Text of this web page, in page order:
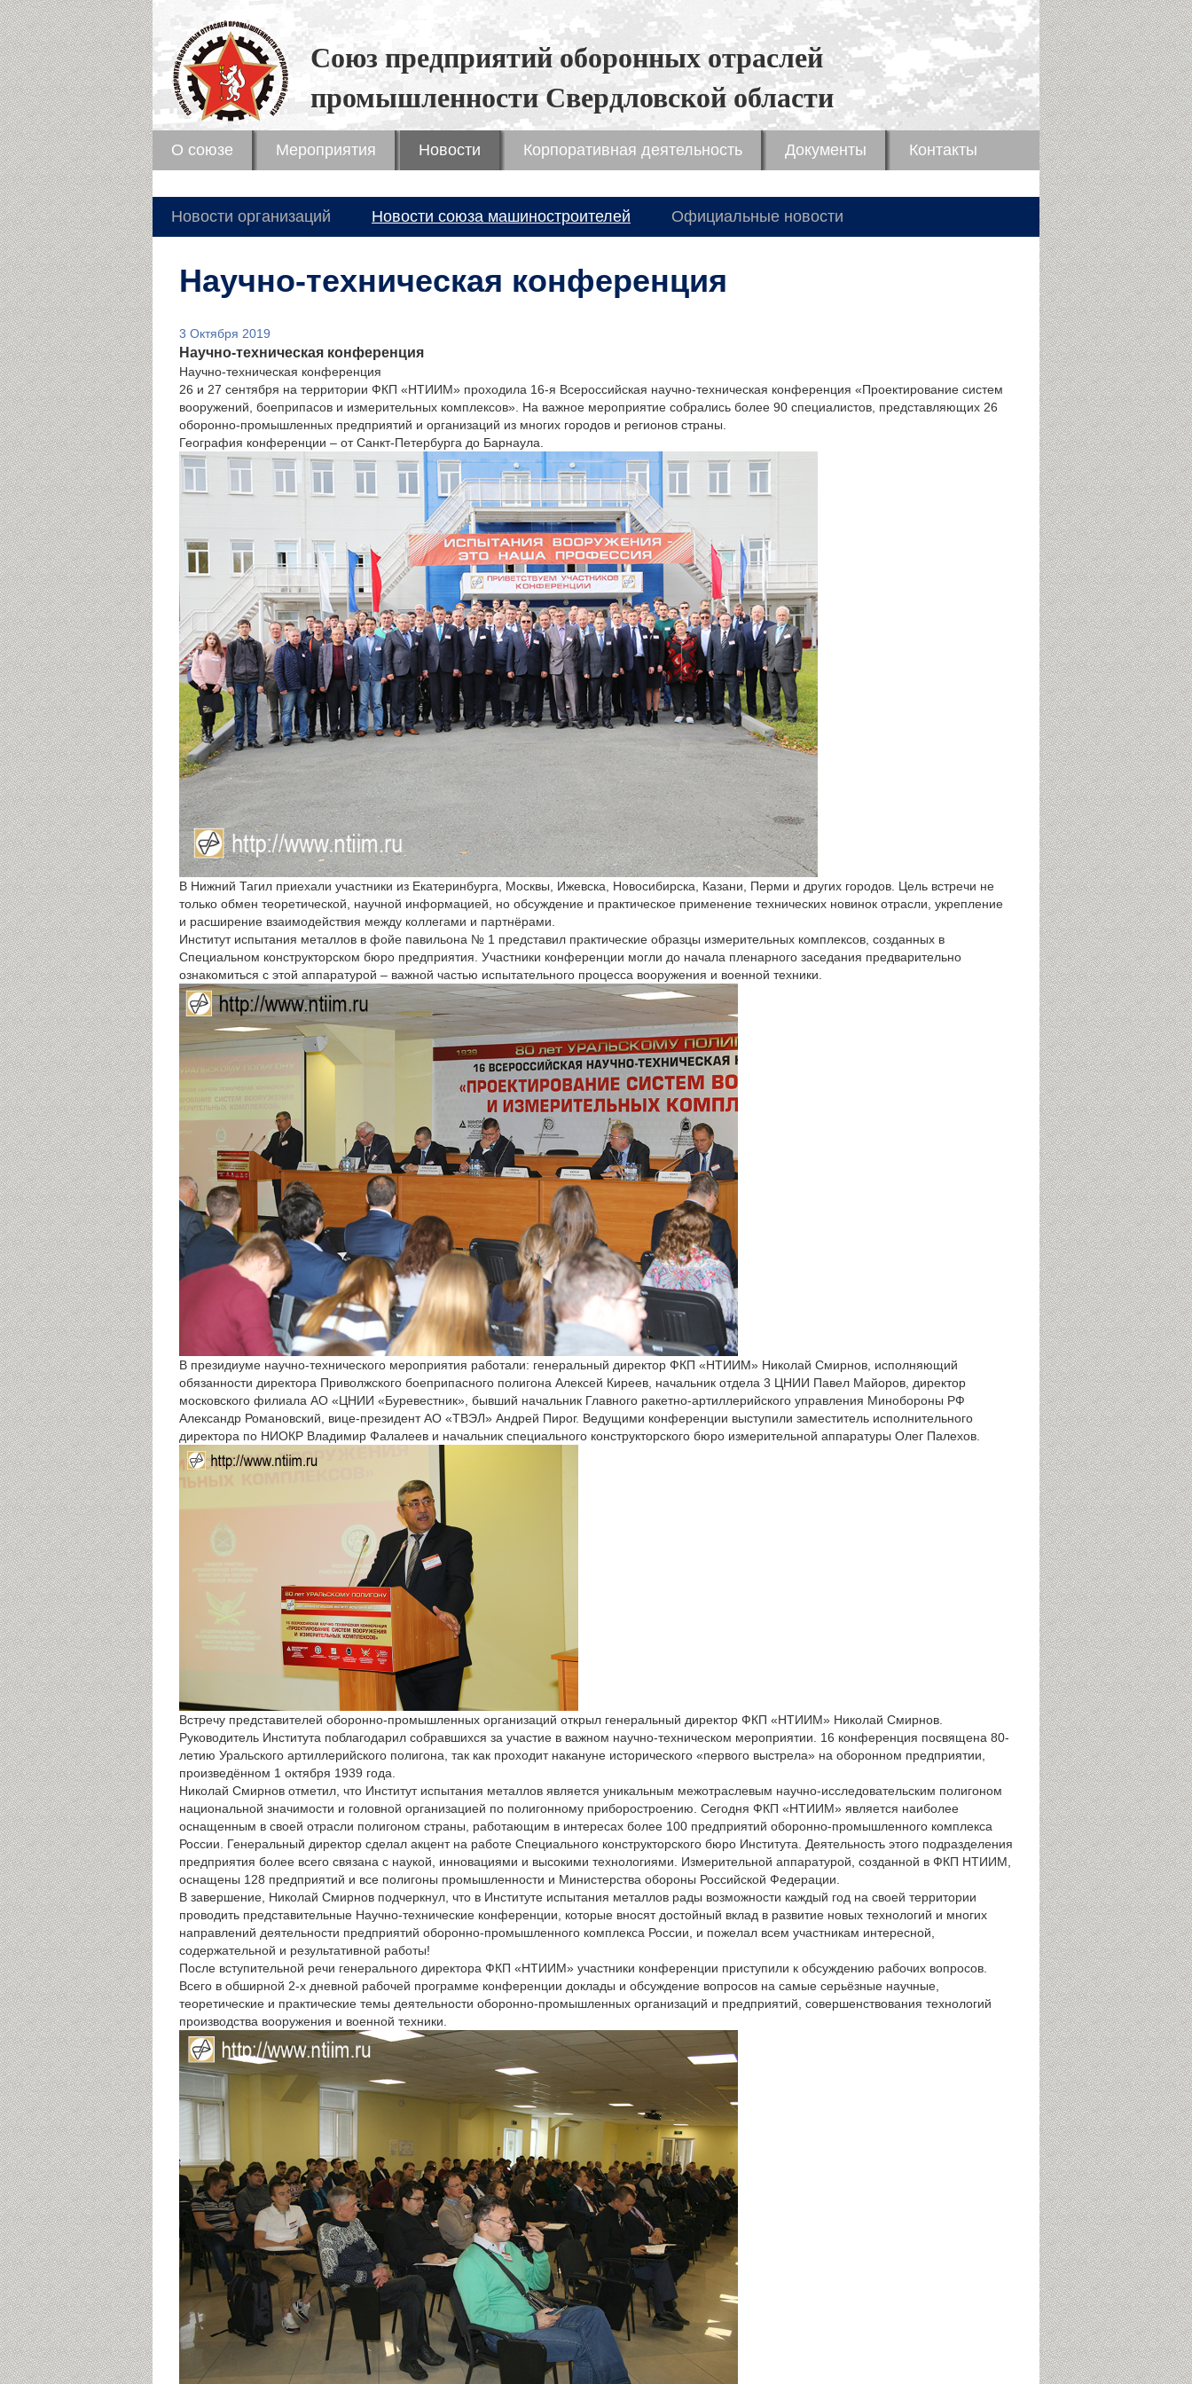
Союз предприятий оборонных отраслей
промышленности Свердловской области
О союзе Мероприятия Новости Корпоративная деятельность Документы Контакты
Новости организаций Новости союза машиностроителей Официальные новости
Научно-техническая конференция
3 Октября 2019
Научно-техническая конференция
Научно-техническая конференция
26 и 27 сентября на территории ФКП «НТИИМ» проходила 16-я Всероссийская научно-техническая конференция «Проектирование систем
вооружений, боеприпасов и измерительных комплексов». На важное мероприятие собрались более 90 специалистов, представляющих 26
оборонно-промышленных предприятий и организаций из многих городов и регионов страны.
География конференции – от Санкт-Петербурга до Барнаула.
В Нижний Тагил приехали участники из Екатеринбурга, Москвы, Ижевска, Новосибирска, Казани, Перми и других городов. Цель встречи не
только обмен теоретической, научной информацией, но обсуждение и практическое применение технических новинок отрасли, укрепление
и расширение взаимодействия между коллегами и партнёрами.
Институт испытания металлов в фойе павильона № 1 представил практические образцы измерительных комплексов, созданных в
Специальном конструкторском бюро предприятия. Участники конференции могли до начала пленарного заседания предварительно
ознакомиться с этой аппаратурой – важной частью испытательного процесса вооружения и военной техники.
В президиуме научно-технического мероприятия работали: генеральный директор ФКП «НТИИМ» Николай Смирнов, исполняющий
обязанности директора Приволжского боеприпасного полигона Алексей Киреев, начальник отдела 3 ЦНИИ Павел Майоров, директор
московского филиала АО «ЦНИИ «Буревестник», бывший начальник Главного ракетно-артиллерийского управления Минобороны РФ
Александр Романовский, вице-президент АО «ТВЭЛ» Андрей Пирог. Ведущими конференции выступили заместитель исполнительного
директора по НИОКР Владимир Фалалеев и начальник специального конструкторского бюро измерительной аппаратуры Олег Палехов.
Встречу представителей оборонно-промышленных организаций открыл генеральный директор ФКП «НТИИМ» Николай Смирнов.
Руководитель Института поблагодарил собравшихся за участие в важном научно-техническом мероприятии. 16 конференция посвящена 80-
летию Уральского артиллерийского полигона, так как проходит накануне исторического «первого выстрела» на оборонном предприятии,
произведённом 1 октября 1939 года.
Николай Смирнов отметил, что Институт испытания металлов является уникальным межотраслевым научно-исследовательским полигоном
национальной значимости и головной организацией по полигонному приборостроению. Сегодня ФКП «НТИИМ» является наиболее
оснащенным в своей отрасли полигоном страны, работающим в интересах более 100 предприятий оборонно-промышленного комплекса
России. Генеральный директор сделал акцент на работе Специального конструкторского бюро Института. Деятельность этого подразделения
предприятия более всего связана с наукой, инновациями и высокими технологиями. Измерительной аппаратурой, созданной в ФКП НТИИМ,
оснащены 128 предприятий и все полигоны промышленности и Министерства обороны Российской Федерации.
В завершение, Николай Смирнов подчеркнул, что в Институте испытания металлов рады возможности каждый год на своей территории
проводить представительные Научно-технические конференции, которые вносят достойный вклад в развитие новых технологий и многих
направлений деятельности предприятий оборонно-промышленного комплекса России, и пожелал всем участникам интересной,
содержательной и результативной работы!
После вступительной речи генерального директора ФКП «НТИИМ» участники конференции приступили к обсуждению рабочих вопросов.
Всего в обширной 2-х дневной рабочей программе конференции доклады и обсуждение вопросов на самые серьёзные научные,
теоретические и практические темы деятельности оборонно-промышленных организаций и предприятий, совершенствования технологий
производства вооружения и военной техники.